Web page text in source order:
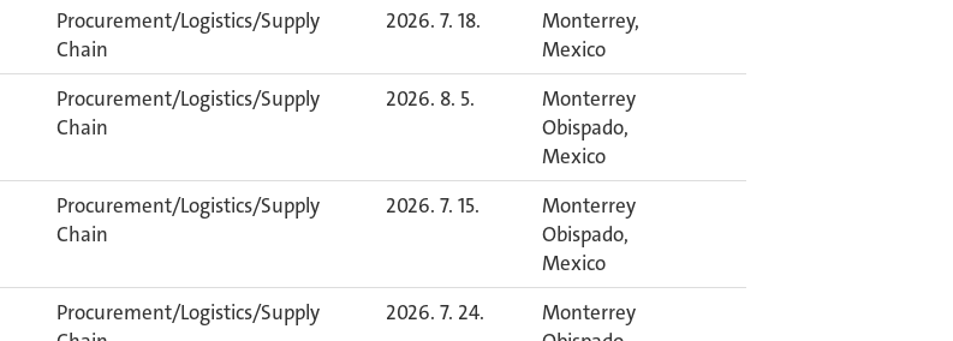
Procurement/Logistics/Supply
Chain
2026. 7. 18.
Monterrey,
Mexico
Procurement/Logistics/Supply
Chain
2026. 8. 5.
Monterrey
Obispado,
Mexico
Procurement/Logistics/Supply
Chain
2026. 7. 15.
Monterrey
Obispado,
Mexico
Procurement/Logistics/Supply
2026. 7. 24.
Monterrey